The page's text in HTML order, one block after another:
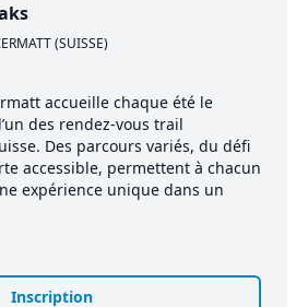
(SUISSE)
accueille chaque été le
des rendez-vous trail
Des parcours variés, du défi
accessible, permettent à chacun
expérience unique dans un
Inscription